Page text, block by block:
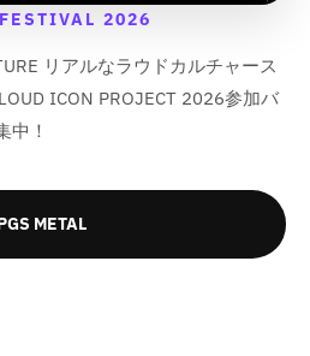
2026
リアルなラウドカルチャース
ICON PROJECT 2026参加バ
中！
METAL